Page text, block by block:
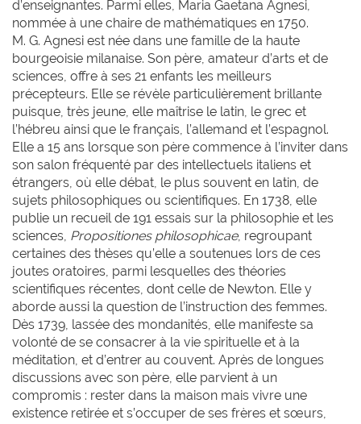
d’enseignantes. Parmi elles, Maria Gaetana Agnesi,
nommée à une chaire de mathématiques en 1750.
M. G. Agnesi est née dans une famille de la haute
bourgeoisie milanaise. Son père, amateur d’arts et de
sciences, offre à ses 21 enfants les meilleurs
précepteurs. Elle se révèle particulièrement brillante
puisque, très jeune, elle maîtrise le latin, le grec et
l’hébreu ainsi que le français, l’allemand et l’espagnol.
Elle a 15 ans lorsque son père commence à l’inviter dans
son salon fréquenté par des intellectuels italiens et
étrangers, où elle débat, le plus souvent en latin, de
sujets philosophiques ou scientifiques. En 1738, elle
publie un recueil de 191 essais sur la philosophie et les
sciences, Propositiones philosophicae, regroupant
certaines des thèses qu’elle a soutenues lors de ces
joutes oratoires, parmi lesquelles des théories
scientifiques récentes, dont celle de Newton. Elle y
aborde aussi la question de l’instruction des femmes.
Dès 1739, lassée des mondanités, elle manifeste sa
volonté de se consacrer à la vie spirituelle et à la
méditation, et d’entrer au couvent. Après de longues
discussions avec son père, elle parvient à un
compromis : rester dans la maison mais vivre une
existence retirée et s’occuper de ses frères et sœurs,